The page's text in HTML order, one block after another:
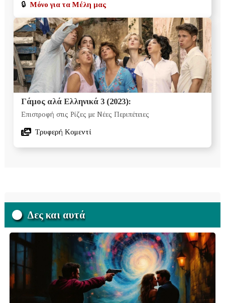
🔒 Μόνο για τα Μέλη μας
Γάμος αλά Ελληνικά 3 (2023):
Επιστροφή στις Ρίζες με Νέες Περιπέτειες
Τρυφερή Κομεντί
Δες και αυτά